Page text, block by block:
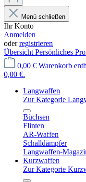
Menü schließen
Ihr Konto
Anmelden
oderregistrieren
Übersicht Persönliches
0,00 € Warenkorb
0,00 €.
Langwaffen
Zur Kategorie
Büchsen
Flinten
AR-Waffen
Schalldämpfer
Langwaffen-
Kurzwaffen
Zur Kategorie